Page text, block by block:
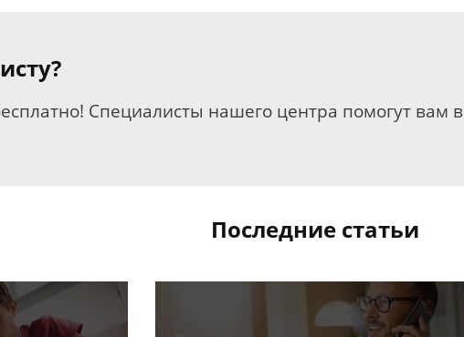
Специалисты нашего центра помогут вам в
Последние статьи